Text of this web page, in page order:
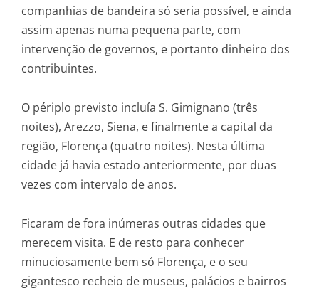
companhias de bandeira só seria possível, e ainda
assim apenas numa pequena parte, com
intervenção de governos, e portanto dinheiro dos
contribuintes.
O périplo previsto incluía S. Gimignano (três
noites), Arezzo, Siena, e finalmente a capital da
região, Florença (quatro noites). Nesta última
cidade já havia estado anteriormente, por duas
vezes com intervalo de anos.
Ficaram de fora inúmeras outras cidades que
merecem visita. E de resto para conhecer
minuciosamente bem só Florença, e o seu
gigantesco recheio de museus, palácios e bairros